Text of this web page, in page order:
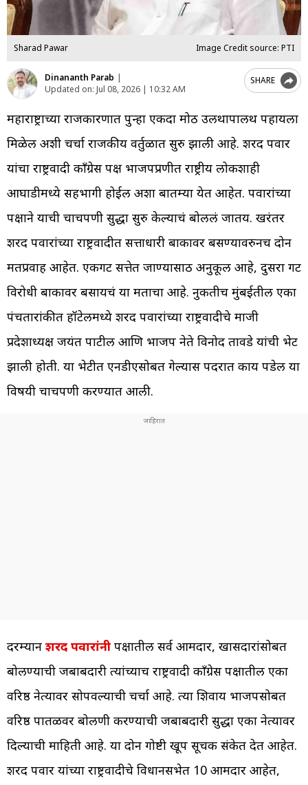
Sharad Pawar Image Credit source: PTI
Dinananth Parab |
Updated on: Jul 08, 2026 | 10:32 AM
SHARE
महाराष्ट्राच्या राजकारणात पुन्हा एकदा मोठी उलथापालथ पहायला
मिळेल अशी चर्चा राजकीय वर्तुळात सुरु झाली आहे. शरद पवार
यांचा राष्ट्रवादी काँग्रेस पक्ष भाजपप्रणीत राष्ट्रीय लोकशाही
आघाडीमध्ये सहभागी होईल अशा बातम्या येत आहेत. पवारांच्या
पक्षाने याची चाचपणी सुद्धा सुरु केल्याचं बोललं जातय. खरंतर
शरद पवारांच्या राष्ट्रवादीत सत्ताधारी बाकावर बसण्यावरुनच दोन
मतप्रवाह आहेत. एकगट सत्तेत जाण्यासाठी अनुकूल आहे, दुसरा गट
विरोधी बाकावर बसायचं या मताचा आहे. नुकतीच मुंबईतील एका
पंचतारांकीत हॉटेलमध्ये शरद पवारांच्या राष्ट्रवादीचे माजी
प्रदेशाध्यक्ष जयंत पाटील आणि भाजप नेते विनोद तावडे यांची भेट
झाली होती. या भेटीत एनडीएसोबत गेल्यास पदरात काय पडेल या
विषयी चाचपणी करण्यात आली.
दरम्यान शरद पवारांनी पक्षातील सर्व आमदार, खासदारांसोबत
बोलण्याची जबाबदारी त्यांच्याच राष्ट्रवादी काँग्रेस पक्षातील एका
वरिष्ठ नेत्यावर सोपवल्याची चर्चा आहे. त्या शिवाय भाजपसोबत
वरिष्ठ पातळीवर बोलणी करण्याची जबाबदारी सुद्धा एका नेत्यावर
दिल्याची माहिती आहे. या दोन गोष्टी खूप सूचक संकेत देत आहेत.
शरद पवार यांच्या राष्ट्रवादीचे विधानसभेत 10 आमदार आहेत,